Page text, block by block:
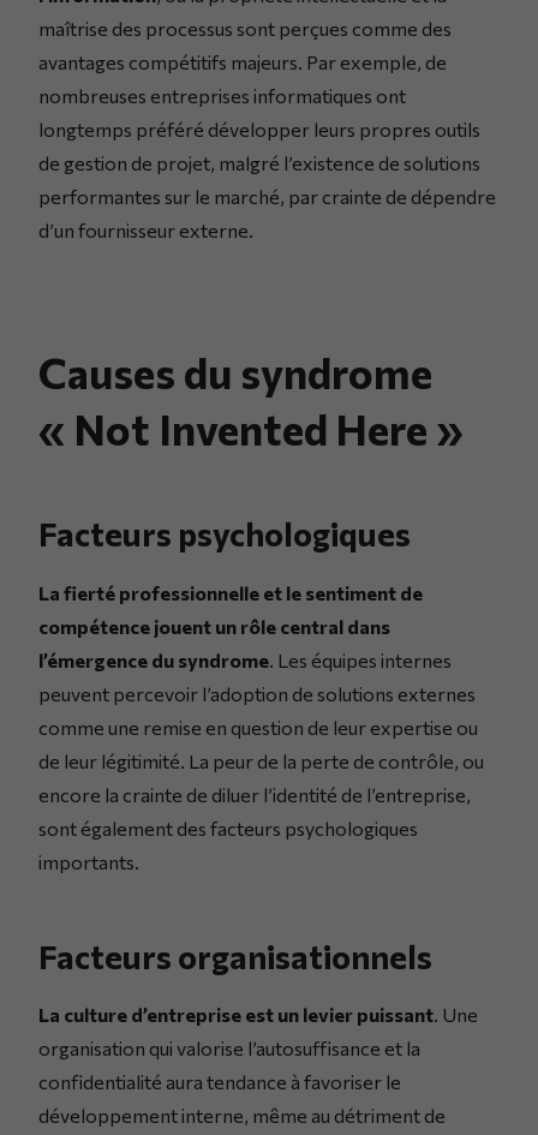
maîtrise des processus sont perçues comme des
avantages compétitifs majeurs. Par exemple, de
nombreuses entreprises informatiques ont
longtemps préféré développer leurs propres outils
de gestion de projet, malgré l’existence de solutions
performantes sur le marché, par crainte de dépendre
d’un fournisseur externe.
Causes du syndrome
« Not Invented Here »
Facteurs psychologiques
La fierté professionnelle et le sentiment de
compétence jouent un rôle central dans
l’émergence du syndrome . Les équipes internes
peuvent percevoir l’adoption de solutions externes
comme une remise en question de leur expertise ou
de leur légitimité. La peur de la perte de contrôle, ou
encore la crainte de diluer l’identité de l’entreprise,
sont également des facteurs psychologiques
importants.
Facteurs organisationnels
La culture d’entreprise est un levier puissant . Une
organisation qui valorise l’autosuffisance et la
confidentialité aura tendance à favoriser le
développement interne, même au détriment de